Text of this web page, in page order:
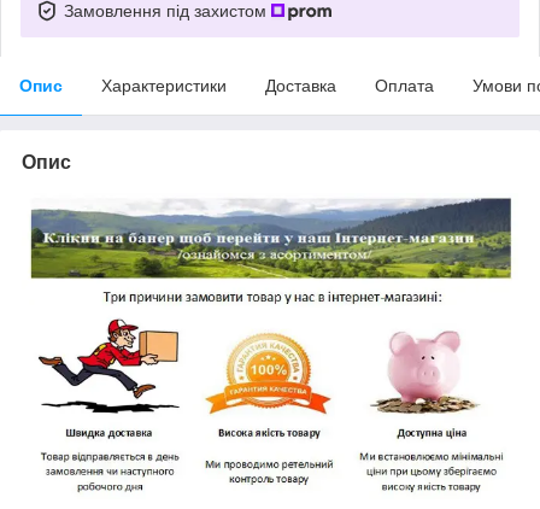
Замовлення під захистом
Опис Характеристики Доставка Оплата Умови
Опис